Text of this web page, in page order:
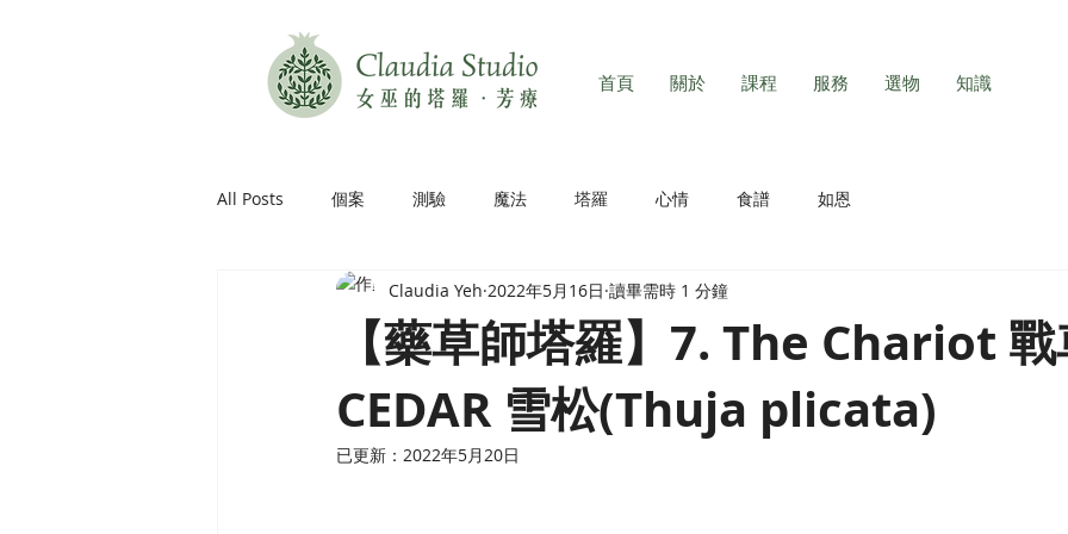
首頁 關於 課程 服務 選物 知識
All Posts 個案 測驗 魔法 塔羅 心情 食譜 如恩
【藥草師塔羅】7. The Chariot
CEDAR 雪松(Thuja plicata)
Claudia Yeh 2022年5月16日 讀畢需時 1 分鐘
已更新： 2022年5月20日